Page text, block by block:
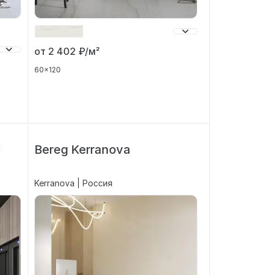
от 2 402 ₽/м²
60x120
Bereg Kerranova
Kerranova | Россия